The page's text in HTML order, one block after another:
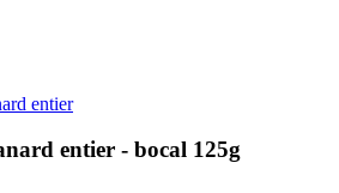
entier - bocal 125g